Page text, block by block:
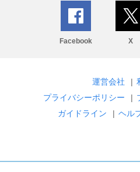
Facebook X
運営会社 |
プライバシーポリシー
|
ガイドライン
| ヘル